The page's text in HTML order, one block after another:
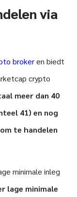
via
brokeren biedt
crypto
meer dan 40
41) en nog
te handelen
minimale inleg
lage minimale